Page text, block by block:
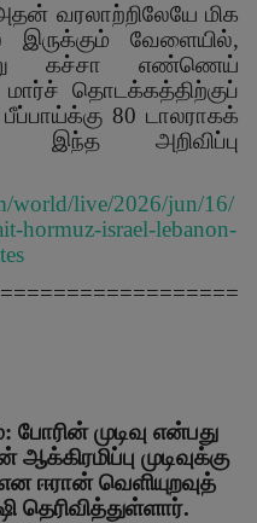
வரலாற்றிலேயே மிக
இருக்கும் வேளையில்,
கச்சா எண்ணெய்
மார்ச் தொடக்கத்திற்குப்
80டாலராகக்
இந்த அறிவிப்பு
world/live/2026/jun/16/
hormuz-israel-lebanon-
முடிவு என்பது
முடிவுக்கு
ஈரான் வெளியுறவுத்
தெரிவித்துள்ளார்.